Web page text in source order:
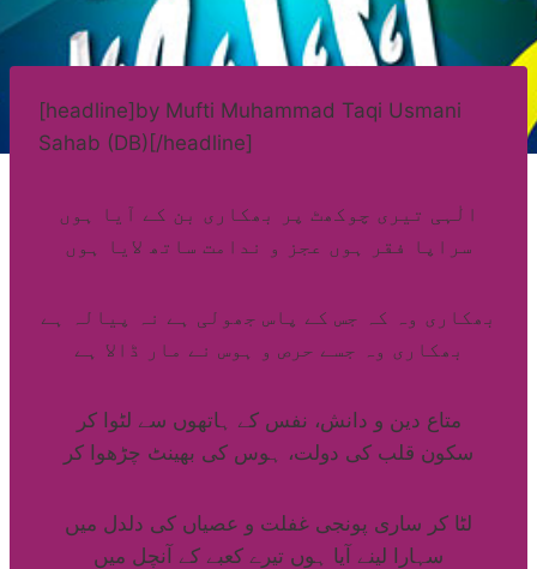
[headline]by Mufti Muhammad Taqi Usmani
Sahab (DB)[/headline]
الٰہی تیری چوکھٹ پر بھکاری بن کے آیا ہوں
سراپا فقر ہوں عجز و ندامت ساتھ لایا ہوں
بھکاری وہ کہ جس کے پاس جھولی ہے نہ پیالہ ہے
بھکاری وہ جسے حرص و ہوس نے مار ڈالا ہے
متاع دین و دانش، نفس کے ہاتھوں سے لٹوا کر
سکون قلب کی دولت، ہوس کی بھینٹ چڑھوا کر
لٹا کر ساری پونجی غفلت و عصیاں کی دلدل میں
سہارا لینے آیا ہوں تیرے کعبے کے آنچل میں